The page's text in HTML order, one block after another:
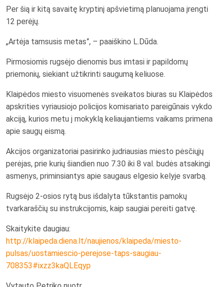
Per šią ir kitą savaitę kryptinį apšvietimą planuojama įrengti
12 perėjų.
„Artėja tamsusis metas”, – paaiškino L.Dūda.
Pirmosiomis rugsėjo dienomis bus imtasi ir papildomų
priemonių, siekiant užtikrinti saugumą keliuose.
Klaipėdos miesto visuomenės sveikatos biuras su Klaipėdos
apskrities vyriausiojo policijos komisariato pareigūnais vykdo
akciją, kurios metu į mokyklą keliaujantiems vaikams primena
apie saugų eismą.
Akcijos organizatoriai pasirinko judriausias miesto pėsčiųjų
perėjas, prie kurių šiandien nuo 7.30 iki 8 val. budės atsakingi
asmenys, priminsiantys apie saugaus elgesio kelyje svarbą.
Rugsėjo 2-osios rytą bus išdalyta tūkstantis pamokų
tvarkaraščių su instrukcijomis, kaip saugiai pereiti gatvę.
Skaitykite daugiau:
http://klaipeda.diena.lt/naujienos/klaipeda/miesto-
pulsas/uostamiescio-perejose-taps-saugiau-
708353#ixzz3kaQLEqyp